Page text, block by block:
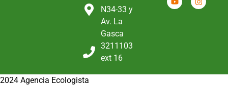
N34-33 y
Av. La
Gasca
3211103
ext 16
2024 Agencia Ecologista